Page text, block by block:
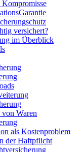
Kompromisse
versichert?
im Überblick
Waren
als Kostenproblem
der Haftpflicht